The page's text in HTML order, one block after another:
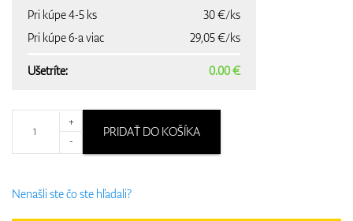
Pri kúpe 4-5 ks
30 €/ks
Pri kúpe 6-a viac
29,05 €/ks
Ušetríte: 0.00 €
+
-
PRIDAŤ DO KOŠÍKA
Nenašli ste čo ste hľadali?